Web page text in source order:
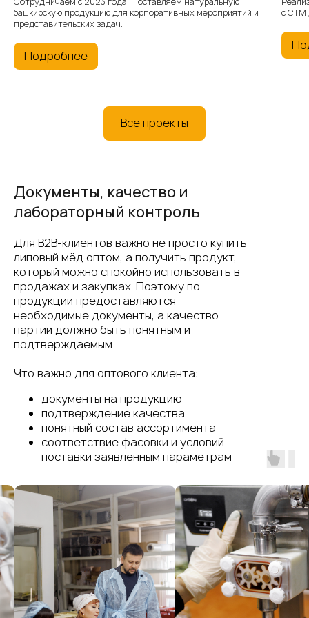
башкирскую продукцию для корпоративных мероприятий и
представительских задач.
Подробнее
с СТМ
Все проекты
Документы, качество и
лабораторный контроль
Для B2B-клиентов важно не просто купить
липовый мёд оптом, а получить продукт,
который можно спокойно использовать в
продажах и закупках. Поэтому по
продукции предоставляются
необходимые документы, а качество
партии должно быть понятным и
подтверждаемым.
Что важно для оптового клиента:
документы на продукцию
подтверждение качества
понятный состав ассортимента
соответствие фасовки и условий
поставки заявленным параметрам